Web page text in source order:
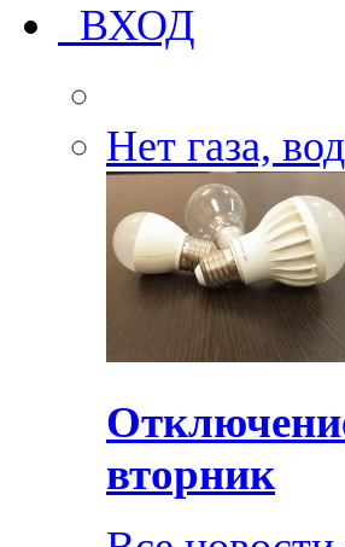
ВХОД
Нет газа,
вторник